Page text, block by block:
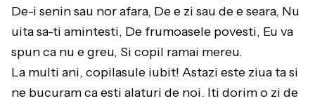
De-i senin sau nor afara, De e zi sau de e seara, Nu
uita sa-ti amintesti, De frumoasele povesti, Eu va
spun ca nu e greu, Si copil ramai mereu.
La multi ani, copilasule iubit! Astazi este ziua ta si
ne bucuram ca esti alaturi de noi. Iti dorim o zi de